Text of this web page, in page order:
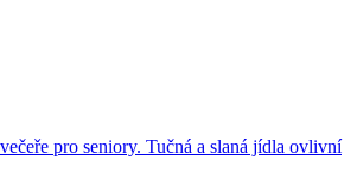
pro seniory. Tučná a slaná jídla ovlivní